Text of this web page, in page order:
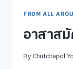
FROM ALL
อาสาส
ByChutchapol